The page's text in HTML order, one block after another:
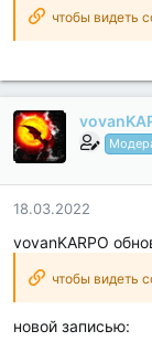
чтобы видеть
18.03.2022
vovanKARPO
чтобы видеть
новой записью: